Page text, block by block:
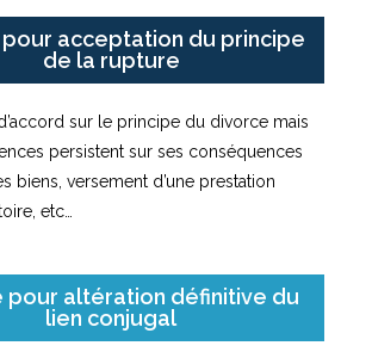
acceptation du principe
de la rupture
sur le principe du divorce mais
persistent sur ses conséquences
biens, versement d’une prestation
etc…
pour altération définitive du
lien conjugal